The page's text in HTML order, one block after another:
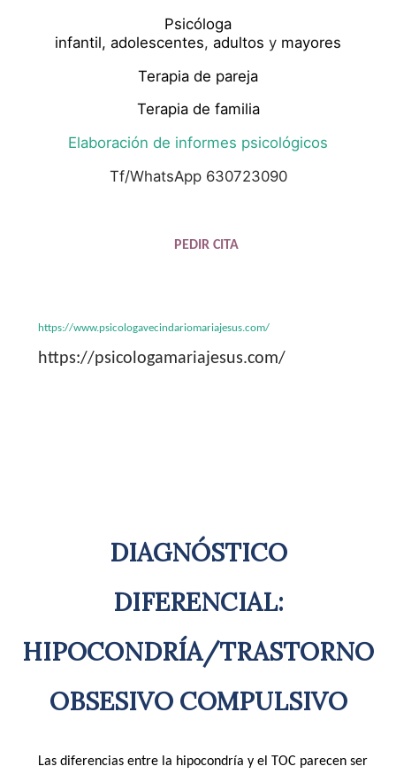
Psicóloga
infantil, adolescentes, adultos y mayores
Terapia de pareja
Terapia de familia
Elaboración de informes psicológicos
Tf/WhatsApp 630723090
PEDIR CITA
https://www.psicologavecindariomariajesus.com/
https://psicologamariajesus.com/
DIAGNÓSTICO
DIFERENCIAL:
HIPOCONDRÍA/TRASTORNO
OBSESIVO COMPULSIVO
Las diferencias entre la hipocondría y el TOC parecen ser